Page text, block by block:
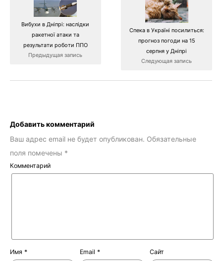
Вибухи в Дніпрі: наслідки
ракетної атаки та
результати роботи ППО
Предыдущая запись
Спека в Україні посилиться:
прогноз погоди на 15
серпня у Дніпрі
Следующая запись
Добавить комментарий
Ваш адрес email не будет опубликован. Обязательные
поля помечены *
Комментарий
Имя * Email * Сайт